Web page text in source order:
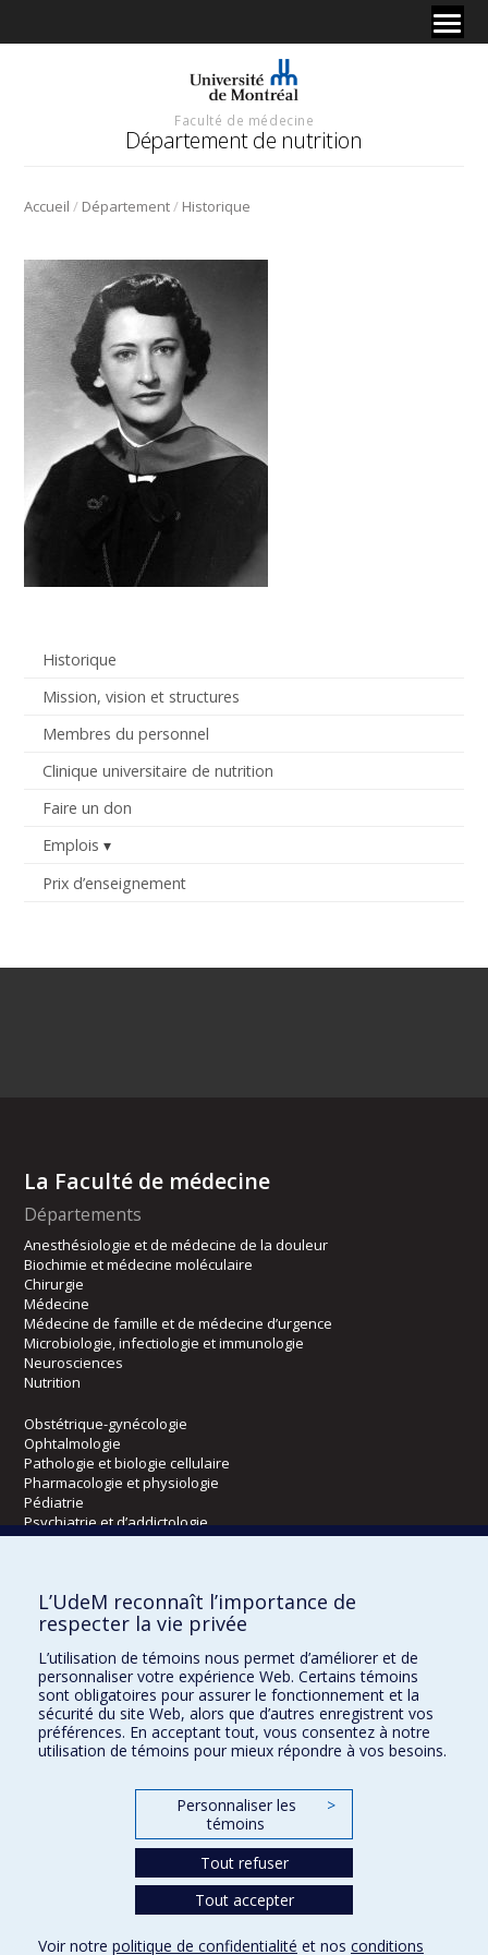
Faculté de médecine
Département de nutrition
Accueil / Département/ Historique
Historique
Mission, vision et structures
Membres du personnel
Clinique universitaire de nutrition
Faire un don
Emplois
Prix d’enseignement
La Faculté de médecine
Départements
Anesthésiologie et de médecine de la douleur
Biochimie et médecine moléculaire
Chirurgie
Médecine
Médecine de famille et de médecine d’urgence
Microbiologie, infectiologie et immunologie
Neurosciences
Nutrition
Obstétrique-gynécologie
Ophtalmologie
Pathologie et biologie cellulaire
Pharmacologie et physiologie
Pédiatrie
Psychiatrie et d’addictologie
Radiologie, radio-oncologie et médecine nucléaire
Écoles
Orthophonie et audiologie
Réadaptation
Directions
L’UdeM reconnaît l’importance de
respecter la vie privée
L’utilisation de témoins nous permet d’améliorer et de
personnaliser votre expérience Web. Certains témoins
sont obligatoires pour assurer le fonctionnement et la
sécurité du site Web, alors que d’autres enregistrent vos
préférences. En acceptant tout, vous consentez à notre
utilisation de témoins pour mieux répondre à vos besoins.
Personnaliser les
témoins
>
Tout refuser
Tout accepter
Voir notre politique de confidentialité et nos conditions